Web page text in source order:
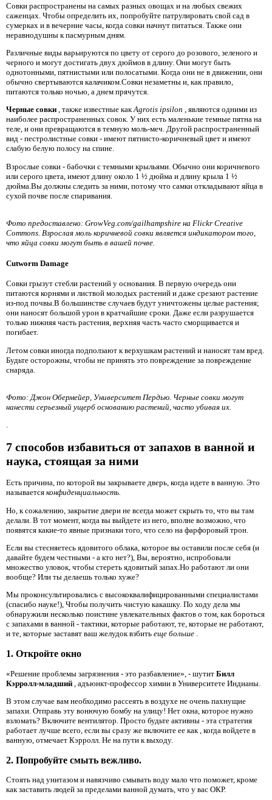
Совки распространены на самых разных овощах и на любых свежих
саженцах. Чтобы определить их, попробуйте патрулировать свой сад в
сумерках и в вечерние часы, когда совки начнут питаться. Также они
неравнодушны к пасмурным дням.
Различные виды варьируются по цвету от серого до розового, зеленого и
черного и могут достигать двух дюймов в длину. Они могут быть
однотонными, пятнистыми или полосатыми. Когда они не в движении, они
обычно свертываются калачиком.Совки незаметны и, как правило,
питаются только ночью, а днем ​​прячутся.
Черные совки , также известные какAgrotis ipsilon , являются одними из
наиболее распространенных совок. У них есть маленькие темные пятна на
теле, и они превращаются в темную моль-меч. Другой распространенный
вид - пестролистные совки - имеют пятнисто-коричневый цвет и имеют
слабую белую полосу на спине.
Взрослые совки - бабочки с темными крыльями. Обычно они коричневого
или серого цвета, имеют длину около 1 ½ дюйма и длину крыла 1 ½
дюйма.Вы должны следить за ними, потому что самки откладывают яйца в
сухой почве после спаривания.
Фото предоставлено: GrowVeg.com/gailhampshire на Flickr Creative
Commons. Взрослая моль коричневой совки является индикатором того,
что яйца совки могут быть в вашей почве.
Cutworm Damage
Совки грызут стебли растений у основания. В первую очередь они
питаются корнями и листвой молодых растений и даже срезают растение
из-под почвы.В большинстве случаев будут уничтожены целые растения;
они наносят большой урон в кратчайшие сроки. Даже если разрушается
только нижняя часть растения, верхняя часть часто сморщивается и
погибает.
Летом совки иногда подползают к верхушкам растений и наносят там вред.
Будьте осторожны, чтобы не принять это повреждение за повреждение
снаряда.
Фото: Джон Обермейер, Университет Пердью. Черные совки могут
нанести серьезный ущерб основанию растений, часто убивая их.
.
7 способов избавиться от запахов в ванной и
наука, стоящая за ними
Есть причина, по которой вы закрываете дверь, когда идете в ванную. Это
называется конфиденциальность.
Но, к сожалению, закрытие двери не всегда может скрыть то, что вы там
делали. В тот момент, когда вы выйдете из него, вполне возможно, что
появятся какие-то явные признаки того, что село на фарфоровый трон.
Если вы стесняетесь ядовитого облака, которое вы оставили после себя (и
давайте будем честными - а кто нет?), Вы, вероятно, испробовали
множество уловок, чтобы стереть ядовитый запах.Но работают ли они
вообще? Или ты делаешь только хуже?
Мы проконсультировались с высококвалифицированными специалистами
(спасибо науке!), Чтобы получить чистую какашку. По ходу дела мы
обнаружили несколько поистине увлекательных фактов о том, как бороться
с запахами в ванной - тактики, которые работают, те, которые не работают,
и те, которые заставят ваш желудок взбить еще больше .
1. Откройте окно
«Решение проблемы загрязнения - это разбавление», - шутит Билл
Кэрролл-младший , адъюнкт-профессор химии в Университете Индианы.
В этом случае вам необходимо рассеять в воздухе не очень пахнущие
запахи. Отправь эту вонючую бомбу на улицу! Нет окна, которое нужно
взломать? Включите вентилятор. Просто будьте активны - эта стратегия
работает лучше всего, если вы сразу же включите ее как , когда войдете в
ванную, отмечает Кэрролл. Не на пути к выходу.
2. Попробуйте смыть вежливо.
Стоять над унитазом и навязчиво смывать воду мало что поможет, кроме
как заставить людей за пределами ванной думать, что у вас ОКР.